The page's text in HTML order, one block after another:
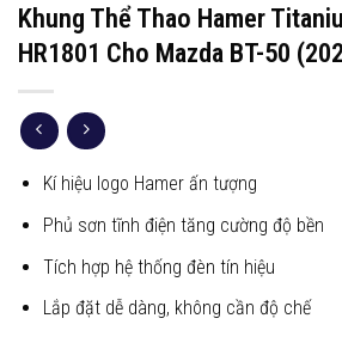
Khung Thể Thao Hamer
HR1801 Cho Mazda BT-50
Kí hiệu logo Hamer ấn tượng
Phủ sơn tĩnh điện tăng cường độ bền
Tích hợp hệ thống đèn tín hiệu
Lắp đặt dễ dàng, không cần độ chế